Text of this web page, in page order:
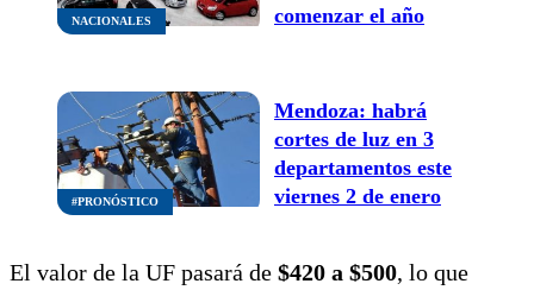
NACIONALES
comenzar el año
#PRONÓSTICO
Mendoza: habrá
cortes de luz en 3
departamentos este
viernes 2 de enero
El valor de la UF pasará de $420 a $500, lo que